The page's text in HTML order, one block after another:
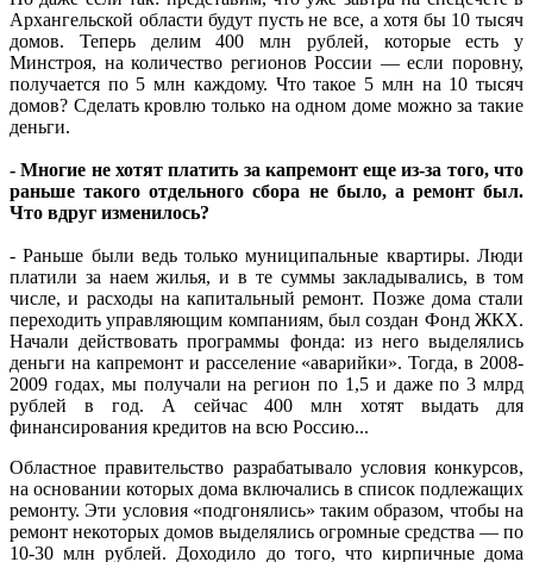
Архангельской области будут пусть не все, а хотя бы 10 тысяч
домов. Теперь делим 400 млн рублей, которые есть у
Минстроя, на количество регионов России — если поровну,
получается по 5 млн каждому. Что такое 5 млн на 10 тысяч
домов? Сделать кровлю только на одном доме можно за такие
деньги.
- Многие не хотят платить за капремонт еще из-за того, что
раньше такого отдельного сбора не было, а ремонт был.
Что вдруг изменилось?
- Раньше были ведь только муниципальные квартиры. Люди
платили за наем жилья, и в те суммы закладывались, в том
числе, и расходы на капитальный ремонт. Позже дома стали
переходить управляющим компаниям, был создан Фонд ЖКХ.
Начали действовать программы фонда: из него выделялись
деньги на капремонт и расселение «аварийки». Тогда, в 2008-
2009 годах, мы получали на регион по 1,5 и даже по 3 млрд
рублей в год. А сейчас 400 млн хотят выдать для
финансирования кредитов на всю Россию...
Областное правительство разрабатывало условия конкурсов,
на основании которых дома включались в список подлежащих
ремонту. Эти условия «подгонялись» таким образом, чтобы на
ремонт некоторых домов выделялись огромные средства — по
10-30 млн рублей. Доходило до того, что кирпичные дома